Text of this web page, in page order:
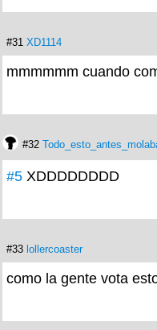
#31 XD1114
mmmmmm cuando
#32
#5 XDDDDDDDD
#33 lollercoaster
como la gente vota